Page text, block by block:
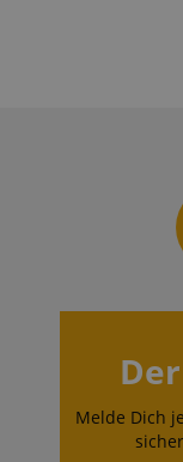
Melde Dich